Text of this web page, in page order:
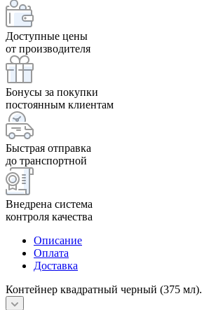
Доступные цены
от производителя
Бонусы за покупки
постоянным клиентам
Быстрая отправка
до транспортной
Внедрена система
контроля качества
Описание
Оплата
Доставка
Контейнер квадратный черный (375 мл).